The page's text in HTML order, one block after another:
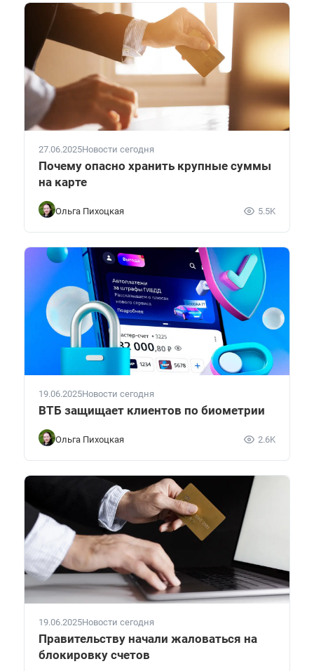
27.06.2025Новости сегодня
Почему опасно хранить крупные суммы
на карте
Ольга Пихоцкая 5.5K
19.06.2025Новости сегодня
ВТБ защищает клиентов по биометрии
Ольга Пихоцкая 2.6K
19.06.2025Новости сегодня
Правительству начали жаловаться на
блокировку счетов